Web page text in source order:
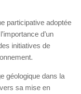
participative adoptée
d’un
initiatives de
géologique dans la
sa mise en